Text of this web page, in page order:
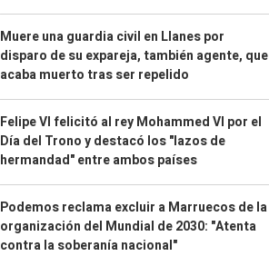
Muere una guardia civil en Llanes por
disparo de su expareja, también agente, que
acaba muerto tras ser repelido
Felipe VI felicitó al rey Mohammed VI por el
Día del Trono y destacó los "lazos de
hermandad" entre ambos países
Podemos reclama excluir a Marruecos de la
organización del Mundial de 2030: "Atenta
contra la soberanía nacional"